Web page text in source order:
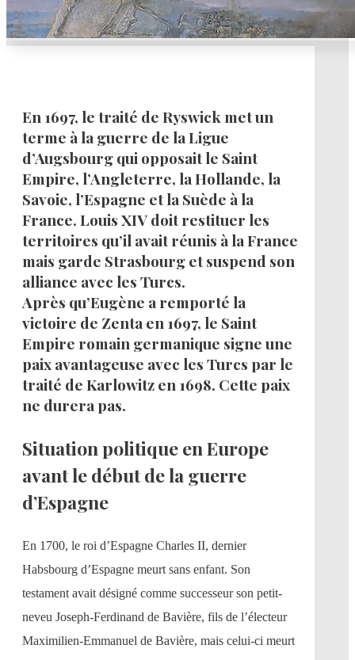
En 1697, le traité de Ryswick met un
terme à la guerre de la Ligue
d’Augsbourg qui opposait le Saint
Empire, l’Angleterre, la Hollande, la
Savoie, l’Espagne et la Suède à la
France. Louis XIV doit restituer les
territoires qu’il avait réunis à la France
mais garde Strasbourg et suspend son
alliance avec les Turcs.
Après qu’Eugène a remporté la
victoire de Zenta en 1697, le Saint
Empire romain germanique signe une
paix avantageuse avec les Turcs par le
traité de Karlowitz en 1698. Cette paix
ne durera pas.​
Situation politique en Europe
avant le début de la guerre
d’Espagne
En 1700, le roi d’Espagne Charles II, dernier
Habsbourg d’Espagne meurt sans enfant. Son
testament avait désigné comme successeur son petit-
neveu Joseph-Ferdinand de Bavière, fils de l’électeur
Maximilien-Emmanuel de Bavière, mais celui-ci meurt